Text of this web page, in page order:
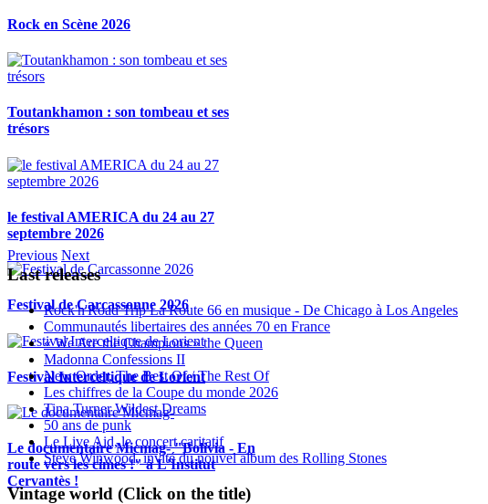
Rock en Scène 2026
Toutankhamon : son tombeau et ses
trésors
le festival AMERICA du 24 au 27
septembre 2026
Festival de Carcassonne 2026
Festival Interceltique de Lorient
Le documentaire Micmag- "Bolivia - En
route vers les cimes !" à L'Institut
Cervantès !
Previous Next
Last releases
Rock'n'Road Trip La Route 66 en musique - De Chicago à Los Angeles
Communautés libertaires des années 70 en France
« We Are the Champions » the Queen
Madonna Confessions II
New Order, The Best Of / The Rest Of
Les chiffres de la Coupe du monde 2026
Tina Turner Wildest Dreams
50 ans de punk
Le Live Aid, le concert caritatif
Steve Winwood, invité du nouvel album des Rolling Stones
Vintage world (Click on the title)